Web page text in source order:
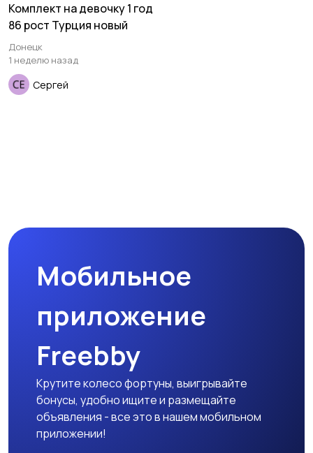
Комплект на девочку 1 год
86 рост Турция новый
Донецк
1 неделю назад
Сергей
Мобильное
приложение
Freebby
Крутите колесо фортуны, выигрывайте
бонусы, удобно ищите и размещайте
объявления - все это в нашем мобильном
приложении!